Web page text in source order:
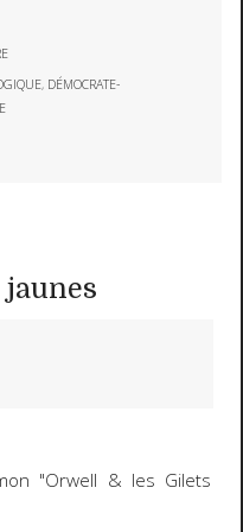
, DÉMOCRATE-
"Orwell & les Gilets